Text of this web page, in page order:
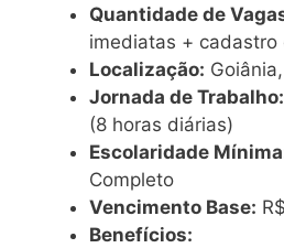
Quantidade de
imediatas + cadastro
Localização:
Jornada de Trabalho:
(8 horas diárias)
Escolaridade
Completo
Vencimento Base:
Benefícios: